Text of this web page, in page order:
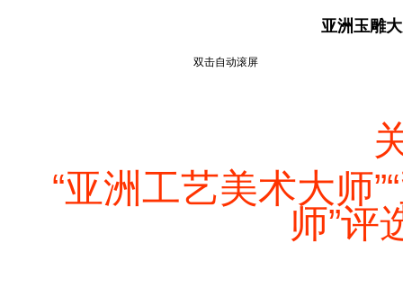
亚洲玉雕
双击自动滚屏
“亚洲工艺美术大师
师”评